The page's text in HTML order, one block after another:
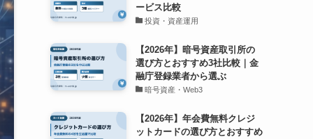
ービス比較
投資・資産運用
【2026年】暗号資産取引所の
選び方とおすすめ3社比較｜金
融庁登録業者から選ぶ
暗号資産・Web3
【2026年】年会費無料クレジ
ットカードの選び方とおすすめ